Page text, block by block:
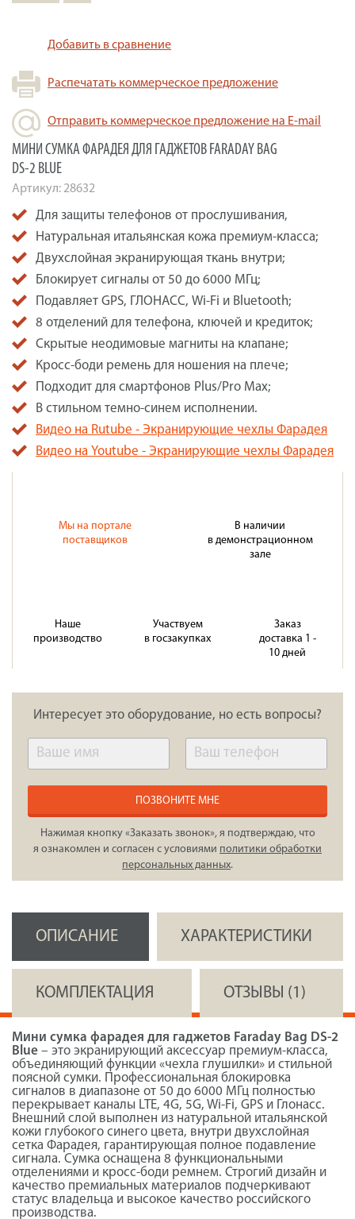
Добавить в сравнение
Распечатать коммерческое предложение
Отправить коммерческое предложение на E-mail
МИНИ СУМКА ФАРАДЕЯ ДЛЯ ГАДЖЕТОВ FARADAY BAG
DS-2 BLUE
Артикул:28632
Для защиты телефонов от прослушивания,
Натуральная итальянская кожа премиум-класса;
Двухслойная экранирующая ткань внутри;
Блокирует сигналы от 50 до 6000 МГц;
Подавляет GPS, ГЛОНАСС, Wi-Fi и Bluetooth;
8 отделений для телефона, ключей и кредиток;
Скрытые неодимовые магниты на клапане;
Кросс-боди ремень для ношения на плече;
Подходит для смартфонов Plus/Pro Maх;
В стильном темно-синем исполнении.
Видео на Rutube - Экранирующие чехлы Фарадея
Видео на Youtube - Экранирующие чехлы Фарадея
Мы на портале
поставщиков
В наличии
в демонстрационном
зале
Наше
производство
Участвуем
в госзакупках
Заказ
доставка 1 -
10 дней
Интересует это оборудование, но есть вопросы?
ПОЗВОНИТЕ МНЕ
Нажимая кнопку «Заказать звонок», я подтверждаю, что
я ознакомлен и согласен с условиями политики обработки
персональных данных.
ОПИСАНИЕ ХАРАКТЕРИСТИКИ
КОМПЛЕКТАЦИЯ ОТЗЫВЫ (1)
Мини сумка фарадея для гаджетов Faraday Bag DS-2
Blue – это экранирующий аксессуар премиум-класса,
объединяющий функции «чехла глушилки» и стильной
поясной сумки. Профессиональная блокировка
сигналов в диапазоне от 50 до 6000 МГц полностью
перекрывает каналы LTE, 4G, 5G, Wi-Fi, GPS и Глонасс.
Внешний слой выполнен из натуральной итальянской
кожи глубокого синего цвета, внутри двухслойная
сетка Фарадея, гарантирующая полное подавление
сигнала. Сумка оснащена 8 функциональными
отделениями и кросс-боди ремнем. Строгий дизайн и
качество премиальных материалов подчеркивают
статус владельца и высокое качество российского
производства.